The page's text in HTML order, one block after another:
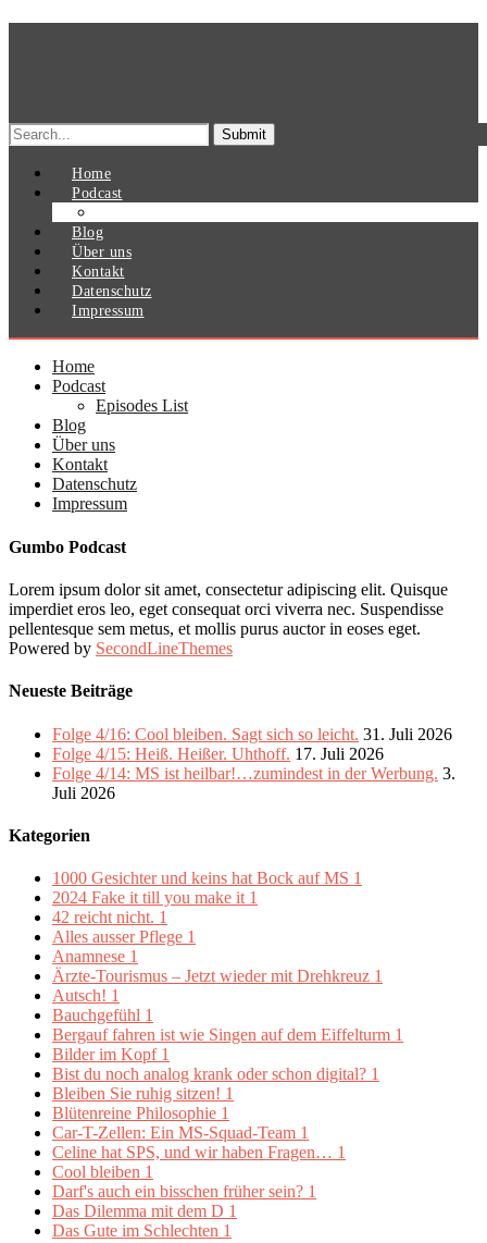
Search
for:
Home
Podcast
Blog
Über uns
Kontakt
Datenschutz
Impressum
Home
Podcast
Episodes List
Blog
Über uns
Kontakt
Datenschutz
Impressum
Gumbo Podcast
Lorem ipsum dolor sit amet, consectetur adipiscing elit. Quisque
imperdiet eros leo, eget consequat orci viverra nec. Suspendisse
pellentesque sem metus, et mollis purus auctor in eoses eget.
Powered by SecondLineThemes
Neueste Beiträge
Folge 4/16: Cool bleiben. Sagt sich so leicht. 31. Juli 2026
Folge 4/15: Heiß. Heißer. Uhthoff. 17. Juli 2026
Folge 4/14: MS ist heilbar!…zumindest in der Werbung. 3.
Juli 2026
Kategorien
1000 Gesichter und keins hat Bock auf MS 1
2024 Fake it till you make it 1
42 reicht nicht. 1
Alles ausser Pflege 1
Anamnese 1
Ärzte-Tourismus – Jetzt wieder mit Drehkreuz 1
Autsch! 1
Bauchgefühl 1
Bergauf fahren ist wie Singen auf dem Eiffelturm 1
Bilder im Kopf 1
Bist du noch analog krank oder schon digital? 1
Bleiben Sie ruhig sitzen! 1
Blütenreine Philosophie 1
Car-T-Zellen: Ein MS-Squad-Team 1
Celine hat SPS, und wir haben Fragen… 1
Cool bleiben 1
Darf's auch ein bisschen früher sein? 1
Das Dilemma mit dem D 1
Das Gute im Schlechten 1